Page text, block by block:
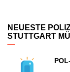
NEUESTE
STUTTGART